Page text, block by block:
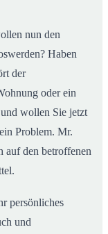
nun den
Haben
der
oder ein
wollen Sie jetzt
Problem. Mr.
auf den betroffenen
persönliches
und